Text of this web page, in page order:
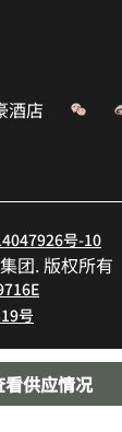
看供应情况
酒店 微信
号-10
团. 版权所有
号